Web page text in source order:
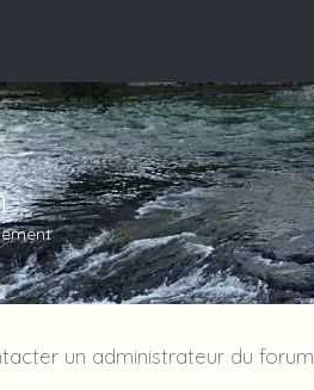
un administrateur du forum